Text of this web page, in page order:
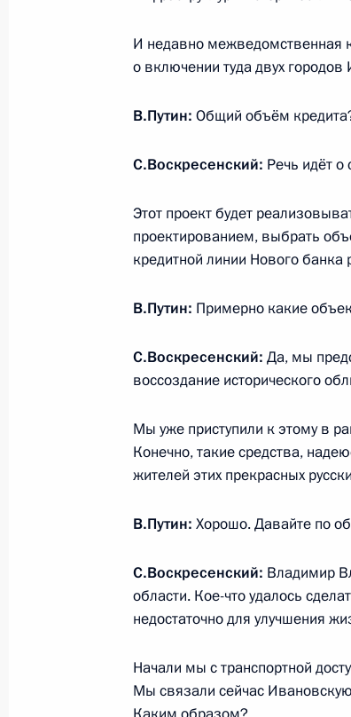
Российско-турецкие
22 октября 2019 года, 19:50 Сочи
Татьяной Голиковой
22 октября 2019 года, 08:50
Рабочая встреча с
Ольгой Голодец
21 октября 2019 года, 19:45
Макроном
21 октября 2019 года, 17:00
И недавно межведомственная
о включении туда двух
В.Путин: Общий объём
С.Воскресенский: Речь идёт
Этот проект будет
проектированием, выбрать
кредитной линии Нового банка
В.Путин: Примерно какие
С.Воскресенский: Да, мы
воссоздание исторического
Мы уже приступили к этому в
Конечно, такие средства,
жителей этих прекрасных
В.Путин: Хорошо. Давайте по
С.Воскресенский: Владимир
области. Кое-что удалось
недостаточно для улучшения
Начали мы с транспортной
Мы связали сейчас